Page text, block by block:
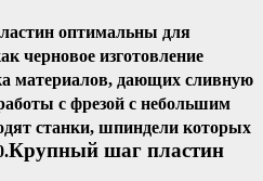
оптимальны для
черновое изготовление
материалов, дающих сливную
с фрезой с небольшим
станки, шпиндели которых
Крупный шаг пластин